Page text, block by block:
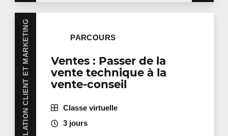
VENTES, RELATION CLIENT ET MARKETING
Ventes : Passer de la
vente technique à la
vente-conseil
PARCOURS
Classe virtuelle
3 jours